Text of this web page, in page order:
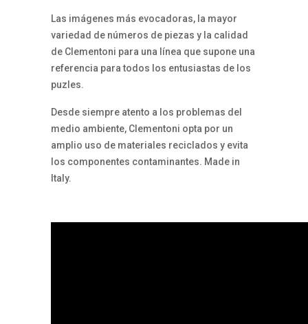
Las imágenes más evocadoras, la mayor
variedad de números de piezas y la calidad
de Clementoni para una línea que supone una
referencia para todos los entusiastas de los
puzles.
Desde siempre atento a los problemas del
medio ambiente, Clementoni opta por un
amplio uso de materiales reciclados y evita
los componentes contaminantes. Made in
Italy.